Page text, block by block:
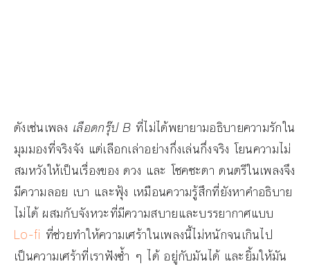
ดังเช่นเพลง เลือดกรุ๊ปB ที่ไม่ได้พยายามอธิบายความรักใน
มุมมองที่จริงจัง แต่เลือกเล่าอย่างกึ่งเล่นกึ่งจริง โยนความไม่
สมหวังให้เป็นเรื่องของ ดวง และ โชคชะตา ดนตรีในเพลงจึง
มีความลอย เบา และฟุ้ง เหมือนความรู้สึกที่ยังหาคำอธิบาย
ไม่ได้ ผสมกับจังหวะที่มีความสบายและบรรยากาศแบบ
Lo-fi ที่ช่วยทำให้ความเศร้าในเพลงนี้ไม่หนักจนเกินไป
เป็นความเศร้าที่เราฟังซ้ำ ๆ ได้ อยู่กับมันได้ และยิ้มให้มัน